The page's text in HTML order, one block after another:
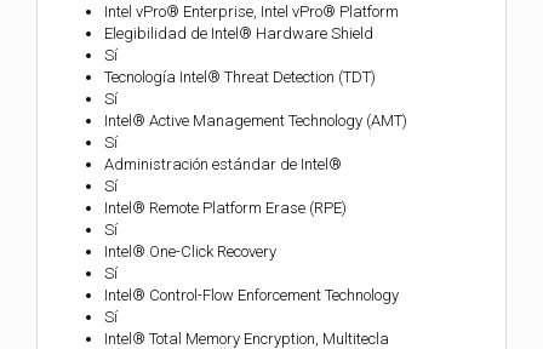
Intel vPro® Enterprise, Intel vPro® Platform
Elegibilidad de Intel® Hardware Shield
Sí
Tecnología Intel® Threat Detection (TDT)
Sí
Intel® Active Management Technology (AMT)
Sí
Administración estándar de Intel®
Sí
Intel® Remote Platform Erase (RPE)
Sí
Intel® One-Click Recovery
Sí
Intel® Control-Flow Enforcement Technology
Sí
Intel® Total Memory Encryption, Multitecla